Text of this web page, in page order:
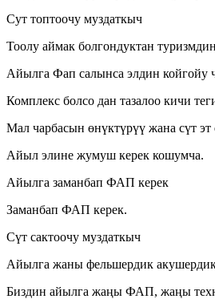
Сут топтоочу муздаткыч
Тоолу аймак болгондуктан
Айылга Фап салынса элдин койгойу
Комплекс болсо дан тазалоо кичи
Мал чарбасын өнүктүрүү жана сүт эт
Айыл элине жумуш керек кошумча.
Айылга заманбап ФАП керек
Заманбап ФАП керек.
Сүт сактоочу муздаткыч
Айылга жаны фельшердик
Биздин айылга жаңы ФАП, жаңы